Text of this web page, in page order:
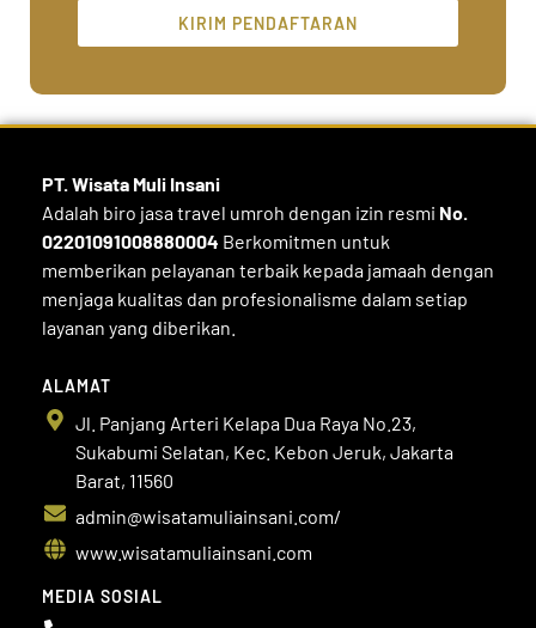
KIRIM PENDAFTARAN
PT. Wisata Muli Insani
Adalah biro jasa travel umroh dengan izin resmi No.
02201091008880004 Berkomitmen untuk
memberikan pelayanan terbaik kepada jamaah dengan
menjaga kualitas dan profesionalisme dalam setiap
layanan yang diberikan.
ALAMAT
Jl. Panjang Arteri Kelapa Dua Raya No.23,
Sukabumi Selatan, Kec. Kebon Jeruk, Jakarta
Barat, 11560
admin@wisatamuliainsani.com/
www.wisatamuliainsani.com
MEDIA SOSIAL